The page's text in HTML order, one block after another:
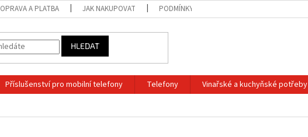
A PLATBA JAK NAKUPOVAT PODMÍNKY OCHRANY OSOBNÍCH ÚDAJŮ
HLEDAT
Příslušenství pro mobilní telefony Telefony Vinařské a kuchyňské potřeby